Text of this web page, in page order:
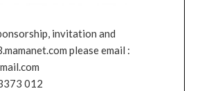
invitation and
please email :
012